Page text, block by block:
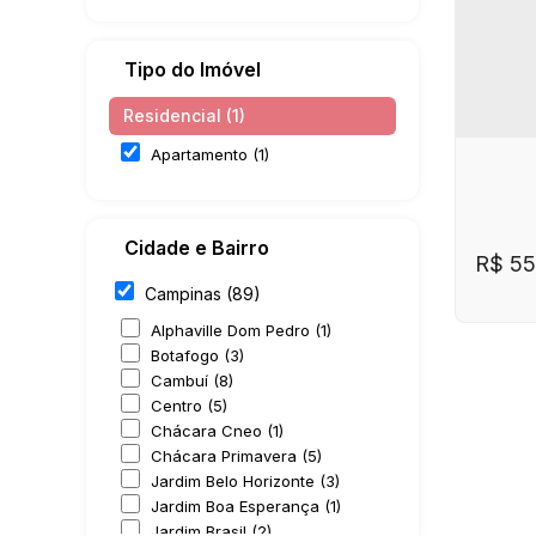
Tipo do Imóvel
Residencial (1)
Apartamento (1)
Cidade e Bairro
Campinas (89)
Alphaville Dom Pedro (1)
Botafogo (3)
Cambuí (8)
Centro (5)
Chácara Cneo (1)
Chácara Primavera (5)
Jardim Belo Horizonte (3)
Jardim Boa Esperança (1)
Jardim Brasil (2)
R$